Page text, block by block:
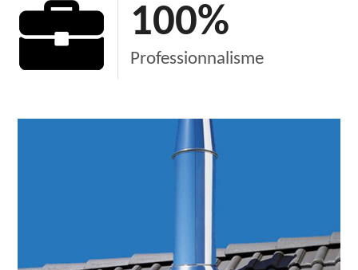
100%
Professionnalisme